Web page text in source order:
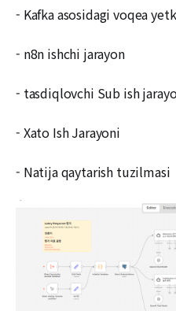
- Kafka asosidagi voqea
- n8n ishchi jarayon
- tasdiqlovchi Sub ish
- Xato Ish Jarayoni
- Natija qaytarish tuzilmasi